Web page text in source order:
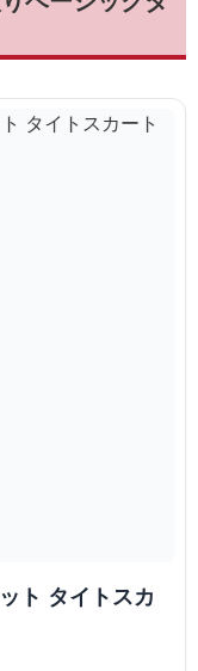
ト タイトスカ